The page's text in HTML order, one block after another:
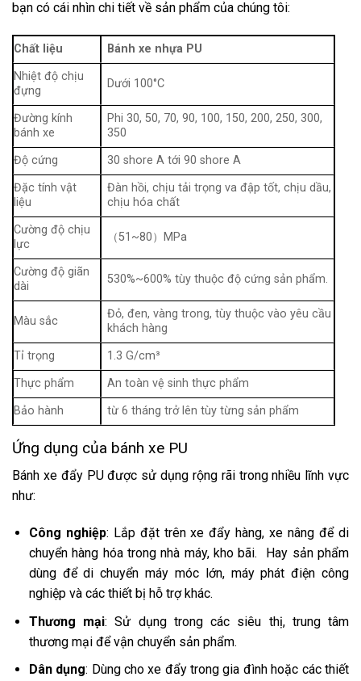
bạn có cái nhìn chi tiết về sản phẩm của chúng tôi:
Chất liệu
Bánh xe nhựa PU
Nhiệt độ chịu
đựng
Dưới 100°C
Đường kính
bánh xe
Phi 30, 50, 70, 90, 100, 150, 200, 250, 300,
350
Độ cứng
30 shore A tới 90 shore A
Đặc tính vật
liệu
Đàn hồi, chịu tải trọng va đập tốt, chịu dầu,
chịu hóa chất
Cường độ chịu
lực
（51~80）MPa
Cường độ giãn
dài
530%~600% tùy thuộc độ cứng sản phẩm.
Màu sắc
Đỏ, đen, vàng trong, tùy thuộc vào yêu cầu
khách hàng
Tỉ trọng
1.3 G/cm³
Thực phẩm
An toàn vệ sinh thực phẩm
Bảo hành
từ 6 tháng trở lên tùy từng sản phẩm
Ứng dụng của bánh xe PU
Bánh xe đẩy PU được sử dụng rộng rãi trong nhiều lĩnh vực
như:
Công nghiệp: Lắp đặt trên xe đẩy hàng, xe nâng để di
chuyển hàng hóa trong nhà máy, kho bãi. Hay sản phẩm
dùng để di chuyển máy móc lớn, máy phát điện công
nghiệp và các thiết bị hỗ trợ khác.
Thương mại: Sử dụng trong các siêu thị, trung tâm
thương mại để vận chuyển sản phẩm.
Dân dụng: Dùng cho xe đẩy trong gia đình hoặc các thiết